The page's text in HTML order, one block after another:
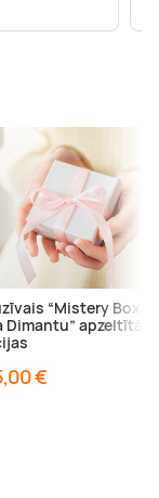
“Mistery Box”
Dimantu” apzeltītās
€